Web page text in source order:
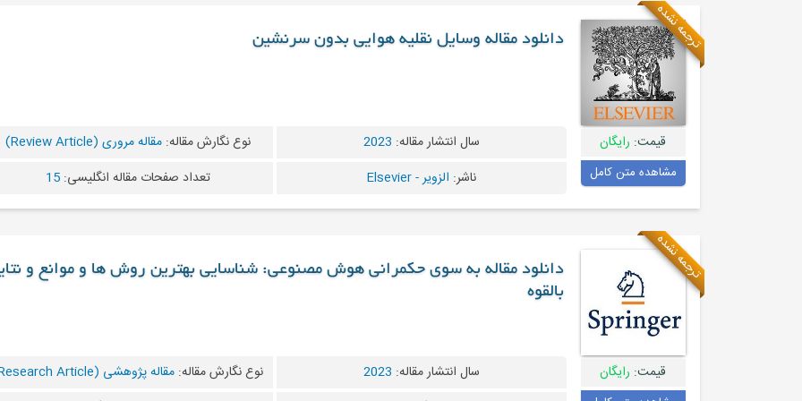
ترجمه نشده
قیمت: رایگان
مشاهده متن کامل
دانلود مقاله وسایل نقلیه هوایی بدون سرنشین
سال انتشار مقاله: 2023 نوع نگارش مقاله:مقاله مروری (Review Article)
ناشر: الزویر - Elsevier تعداد صفحات مقاله انگلیسی:15
ترجمه نشده
قیمت: رایگان
دانلود مقاله به سوی حکمرانی هوش مصنوعی: شناسایی بهترین روش ها و موانع و
بالقوه
سال انتشار مقاله: 2023 نوع نگارش مقاله: مقاله پژوهشی (Research Article)